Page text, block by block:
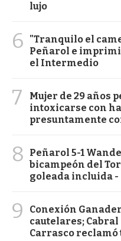
lujo
6
"Tranquilo el
Peñarol e
el Intermedio
7
Mujer de 29 años
intoxicarse con
presuntamente
8
Peñarol 5-1
bicampeón del
goleada incluida -
9
Conexión
cautelares;
Carrasco reclamó